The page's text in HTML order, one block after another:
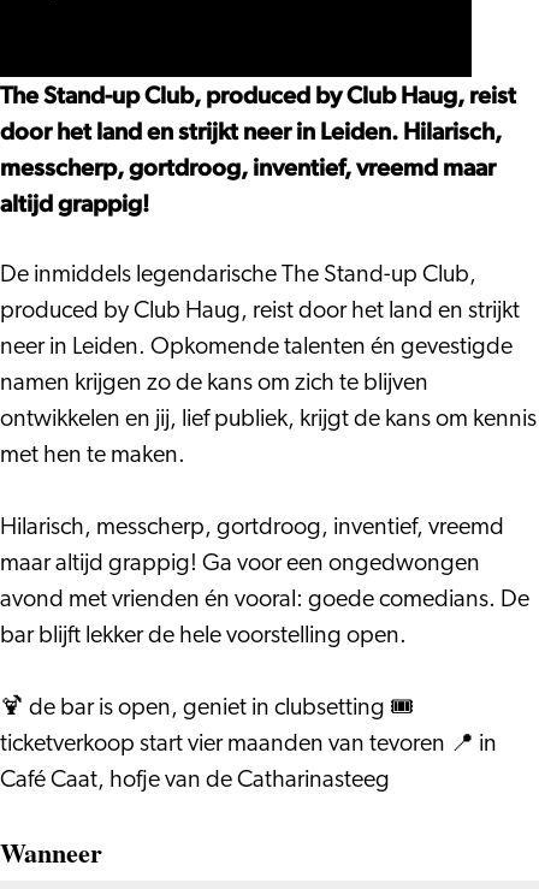
Stand-
up
Club
–
The
Stand-
up
#7
The Stand-up Club, produced by Club Haug, reist
door het land en strijkt neer in Leiden. Hilarisch,
messcherp, gortdroog, inventief, vreemd maar
altijd grappig!
De inmiddels legendarische The Stand-up Club,
produced by Club Haug, reist door het land en strijkt
neer in Leiden. Opkomende talenten én gevestigde
namen krijgen zo de kans om zich te blijven
ontwikkelen en jij, lief publiek, krijgt de kans om kennis
met hen te maken.
Hilarisch, messcherp, gortdroog, inventief, vreemd
maar altijd grappig! Ga voor een ongedwongen
avond met vrienden én vooral: goede comedians. De
bar blijft lekker de hele voorstelling open.
🍹 de bar is open, geniet in clubsetting 🎟️
ticketverkoop start vier maanden van tevoren 📍 in
Café Caat, hofje van de Catharinasteeg
Wanneer